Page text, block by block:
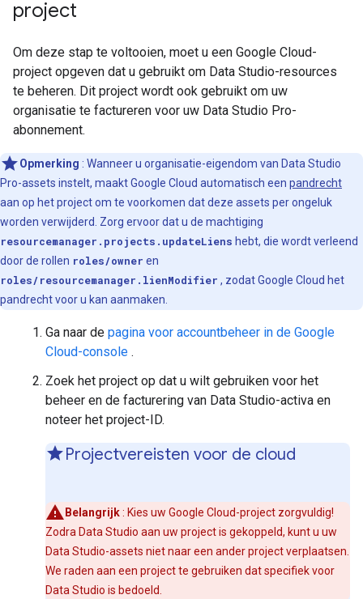
project
Om deze stap te voltooien, moet u een Google Cloud-
project opgeven dat u gebruikt om Data Studio-resources
te beheren. Dit project wordt ook gebruikt om uw
organisatie te factureren voor uw Data Studio Pro-
abonnement.
Opmerking : Wanneer u organisatie-eigendom van Data Studio
Pro-assets instelt, maakt Google Cloud automatisch een pandrecht
aan op het project om te voorkomen dat deze assets per ongeluk
worden verwijderd. Zorg ervoor dat u de machtiging
resourcemanager.projects.updateLiens hebt, die wordt verleend
door de rollen roles/owner en
roles/resourcemanager.lienModifier , zodat Google Cloud het
pandrecht voor u kan aanmaken.
Ga naar de pagina voor accountbeheer in de Google
Cloud-console .
Zoek het project op dat u wilt gebruiken voor het
beheer en de facturering van Data Studio-activa en
noteer het project-ID.
Projectvereisten voor de cloud
Belangrijk: Kies uw Google Cloud-project zorgvuldig!
Zodra Data Studio aan uw project is gekoppeld, kunt u uw
Data Studio-assets niet naar een ander project verplaatsen.
We raden aan een project te gebruiken dat specifiek voor
Data Studio is bedoeld.